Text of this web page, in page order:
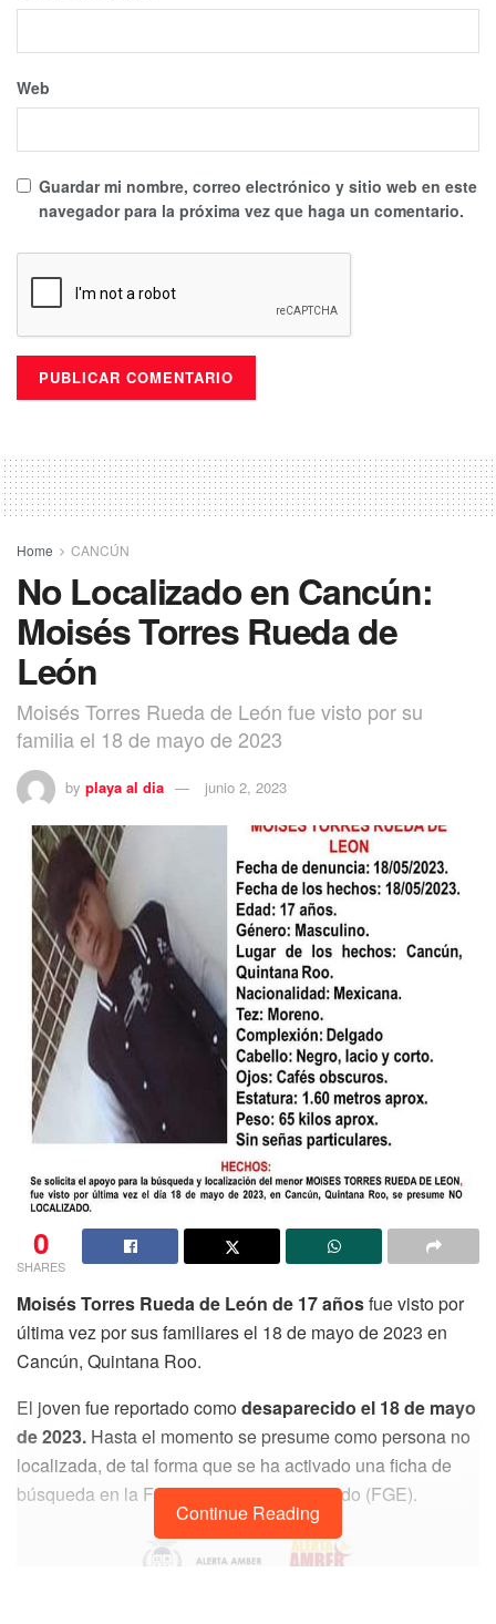
Web
Guardar mi nombre, correo electrónico y sitio web en este
navegador para la próxima vez que haga un comentario.
Home CANCÚN
No Localizado en Cancún:
Moisés Torres Rueda de
León
Moisés Torres Rueda de León fue visto por su
familia el 18 de mayo de 2023
by playa al dia junio 2, 2023
0
SHARES
Moisés Torres Rueda de León de 17 añosfue visto por
última vez por sus familiares el 18 de mayo de 2023 en
Cancún, Quintana Roo.
El joven fue reportado como desaparecido el 18 de mayo
de 2023. Hasta el momento se presume como persona no
localizada, de tal forma que se ha activado una ficha de
búsqueda en la Fiscalía General del Estado (FGE).
Continue Reading